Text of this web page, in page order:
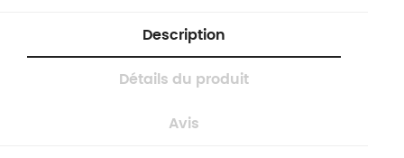
Description
Détails du produit
Avis